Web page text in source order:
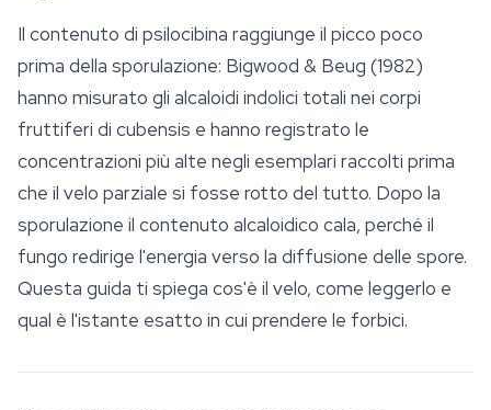
Il contenuto di psilocibina raggiunge il picco poco
prima della sporulazione: Bigwood & Beug (1982)
hanno misurato gli alcaloidi indolici totali nei corpi
fruttiferi di cubensis e hanno registrato le
concentrazioni più alte negli esemplari raccolti prima
che il velo parziale si fosse rotto del tutto. Dopo la
sporulazione il contenuto alcaloidico cala, perché il
fungo redirige l'energia verso la diffusione delle spore.
Questa guida ti spiega cos'è il velo, come leggerlo e
qual è l'istante esatto in cui prendere le forbici.